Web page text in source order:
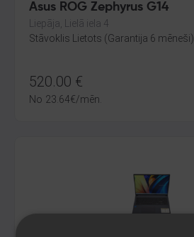
Asus ROG Zephyrus G14
Liepāja, Lielā iela 4
Stāvoklis Lietots (Garantija 6 mēneši)
520.00 €
No 23.64€/mēn.